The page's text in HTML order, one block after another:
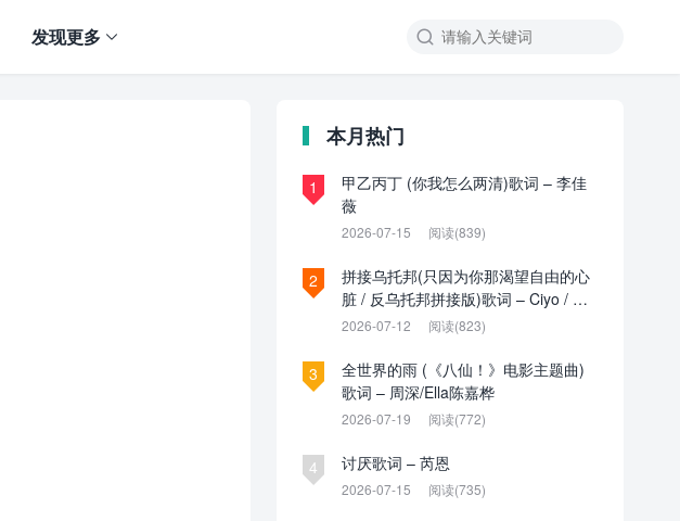

发现更多
本月热门
1
甲乙丙丁 (你我怎么两清)歌词 – 李佳
薇
2026-07-15 阅读(839)
2
拼接乌托邦(只因为你那渴望自由的心
脏 / 反乌托邦拼接版)歌词 – Ciyo / 见
过夏天P / 乌托邦P
2026-07-12 阅读(823)
3
全世界的雨 (《八仙！》电影主题曲)
歌词 – 周深/Ella陈嘉桦
2026-07-19 阅读(772)
4 讨厌歌词 – 芮恩
2026-07-15 阅读(735)